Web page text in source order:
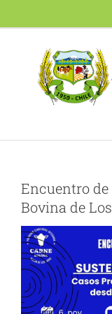
Encuentro de
Bovina de
Ver
imagen
más
grande